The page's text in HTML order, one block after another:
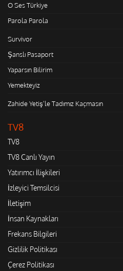
O Ses Türkiye
Parola Parola
Survivor
Şanslı Pasaport
Yaparsın Bilirim
Yemekteyiz
Zahide Yetiş'le Tadımız Kaçmasın
TV8
TV8
TV8 Canlı Yayın
Yatırımcı İlişkileri
İzleyici Temsilcisi
İletişim
İnsan Kaynakları
Frekans Bilgileri
Gizlilik Politikası
Çerez Politikası